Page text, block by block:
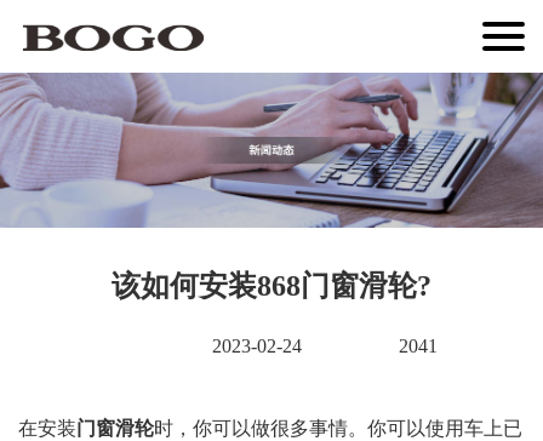
该如何安装868门窗滑轮?
2023-02-24 2041
在安装门窗滑轮时，你可以做很多事情。你可以使用车上已